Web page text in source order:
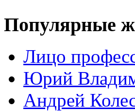
Популярные
Лицо
Юрий
Андрей